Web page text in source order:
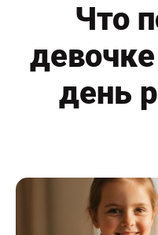
Дополнительные
Что
день